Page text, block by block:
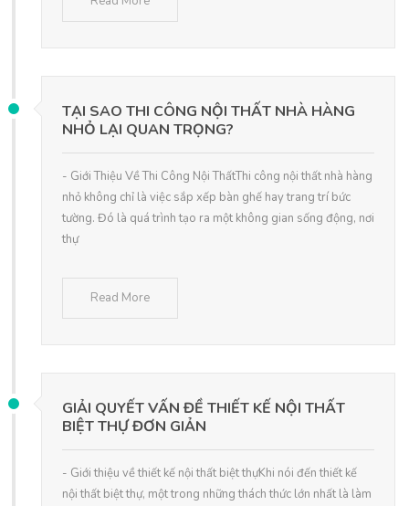
TẠI SAO THI CÔNG NỘI THẤT NHÀ HÀNG
NHỎ LẠI QUAN TRỌNG?
- Giới Thiệu Về Thi Công Nội ThấtThi công nội thất nhà hàng
nhỏ không chỉ là việc sắp xếp bàn ghế hay trang trí bức
tường. Đó là quá trình tạo ra một không gian sống động, nơi
thự
Read More
GIẢI QUYẾT VẤN ĐỀ THIẾT KẾ NỘI THẤT
BIỆT THỰ ĐƠN GIẢN
- Giới thiệu về thiết kế nội thất biệt thựKhi nói đến thiết kế
nội thất biệt thự, một trong những thách thức lớn nhất là làm